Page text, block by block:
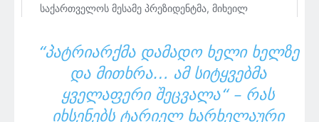
“ᲞᲐᲢᲠᲘᲐᲠᲥᲛᲐ ᲓᲐᲛᲐᲓᲝ ᲮᲔᲚᲘ ᲮᲔᲚᲖᲔ
ᲓᲐ ᲛᲘᲗᲮᲠᲐ… ᲐᲛ ᲡᲘᲢᲧᲕᲔᲑᲛᲐ
ᲧᲕᲔᲚᲐᲤᲔᲠᲘ ᲨᲔᲪᲕᲐᲚᲐ“ – ᲠᲐᲡ
ᲘᲮᲡᲔᲜᲔᲑᲡ ᲢᲐᲠᲘᲔᲚ ᲮᲐᲠᲮᲔᲚᲐᲣᲠᲘ